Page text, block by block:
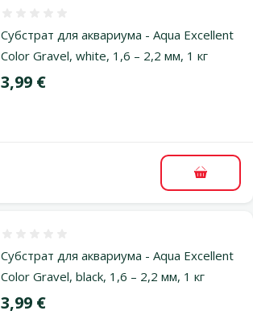
Субстрат для аквариума - Aqua Excellent
Color Gravel, white, 1,6 – 2,2 мм, 1 кг
Цена
3,99 €
В
Субстрат для аквариума - Aqua Excellent
Color Gravel, black, 1,6 – 2,2 мм, 1 кг
Цена
3,99 €